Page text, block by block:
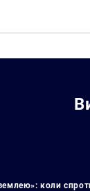
коли